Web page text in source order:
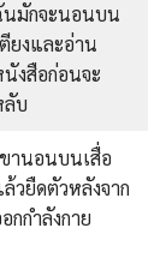
มักจะนอนบน
ยงและอ่าน
งสือก่อนจะ
บ
านอนบนเสื่อ
วยืดตัวหลังจาก
กกำลังกาย